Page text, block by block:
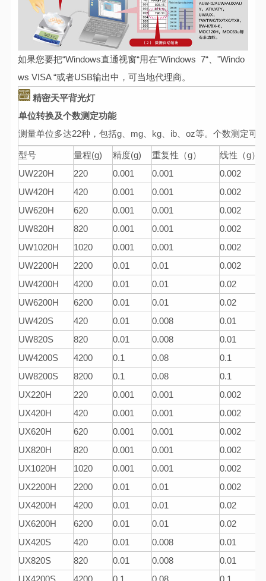
如果您要把“Windows直通视窗“用在"Windows 7“、"Windo
ws VISA “或者USB输出中，可当地代理商。
精密天平背光灯
单位转换及个数测定功能
测量单位多达22种，包括g、mg、kg、ib、oz等。个数测定可
型号 量程(g) 精度(g) 重复性（g）
线性（g）
UW220H
220 0.001 0.001
0.002
UW420H
420 0.001 0.001
0.002
UW620H
620 0.001 0.001
0.002
UW820H
820 0.001 0.001
0.002
UW1020H
1020 0.001 0.001
0.002
UW2200H
2200 0.01 0.01
0.002
UW4200H
4200 0.01 0.01
0.02
UW6200H
6200 0.01 0.01
0.02
UW420S
420 0.01 0.008
0.01
UW820S
820 0.01 0.008
0.01
UW4200S
4200 0.1 0.08
0.1
UW8200S
8200 0.1 0.08
0.1
UX220H
220 0.001 0.001
0.002
UX420H
420 0.001 0.001
0.002
UX620H
620 0.001 0.001
0.002
UX820H
820 0.001 0.001
0.002
UX1020H
1020 0.001 0.001
0.002
UX2200H
2200 0.01 0.01
0.002
UX4200H
4200 0.01 0.01
0.02
UX6200H
6200 0.01 0.01
0.02
UX420S
420 0.01 0.008
0.01
UX820S
820 0.01 0.008
0.01